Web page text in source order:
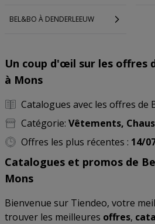
BEL&BO À DENDERLEEUW
Un coup d'œil sur les offres
à Mons
Catalogues avec les offres de
Catégorie: Vêtements,
Offres les plus récentes : 14/
Catalogues et promos de
Mons
Bienvenue sur Tiendeo, votre
trouver les meilleures offres,